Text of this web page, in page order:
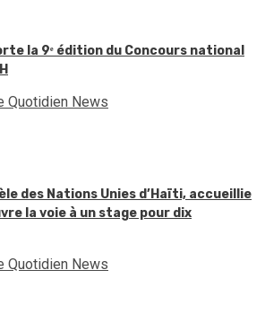
la 9ᵉ édition du Concours national
Quotidien News
des Nations Unies d’Haïti, accueillie
la voie à un stage pour dix
Quotidien News